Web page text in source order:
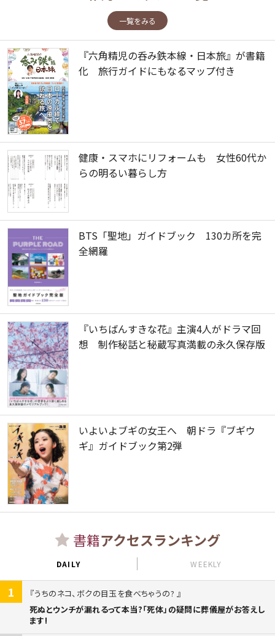
一覧をみる
『六角精児の呑み鉄本線・日本旅』が書籍
化 旅行ガイドにもなるマップ付き
健康・スマホにリフォームも 女性60代か
らの明るい暮らし方
BTS「聖地」ガイドブック 130カ所を完
全網羅
『いちばんすきな花』主演4人がドラマ回
想 制作秘話と秘蔵写真満載の永久保存版
いよいよブギの女王へ 朝ドラ『ブギウ
ギ』ガイドブック第2弾
書籍アクセスランキング
DAILY WEEKLY
1
うちのネコ、ボクの目玉を食べちゃうの?
死ぬとウンチが漏れるって本当?「死体」の疑問に葬儀屋がお答えし
ます!